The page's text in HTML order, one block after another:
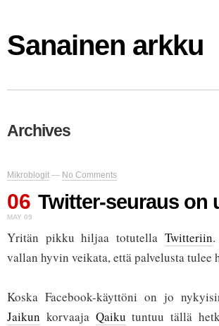
Sanainen arkku
Archives
Mikroblogit — No Comments
06
MAY 09
Twitter-seuraus on
Yritän pikku hiljaa totutella Twitteriin
vallan hyvin veikata, että palvelusta tulee
Koska Facebook-käyttöni on jo
Jaikun korvaaja Qaiku tuntuu tällä